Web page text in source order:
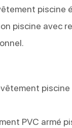
piscine
piscine avec
PVC armé